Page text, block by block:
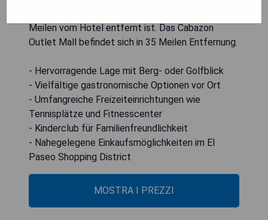
Meilen vom Hotel entfernt ist. Das Cabazon
Outlet Mall befindet sich in 35 Meilen Entfernung.
- Hervorragende Lage mit Berg- oder Golfblick
- Vielfältige gastronomische Optionen vor Ort
- Umfangreiche Freizeiteinrichtungen wie
Tennisplätze und Fitnesscenter
- Kinderclub für Familienfreundlichkeit
- Nahegelegene Einkaufsmöglichkeiten im El
Paseo Shopping District
MOSTRA I PREZZI